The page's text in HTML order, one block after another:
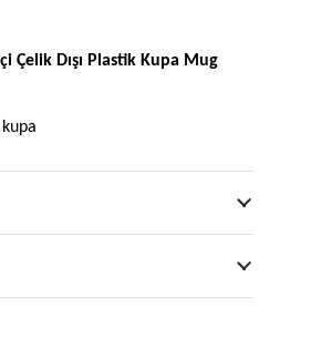
Çelik Dışı Plastik Kupa Mug
kupa